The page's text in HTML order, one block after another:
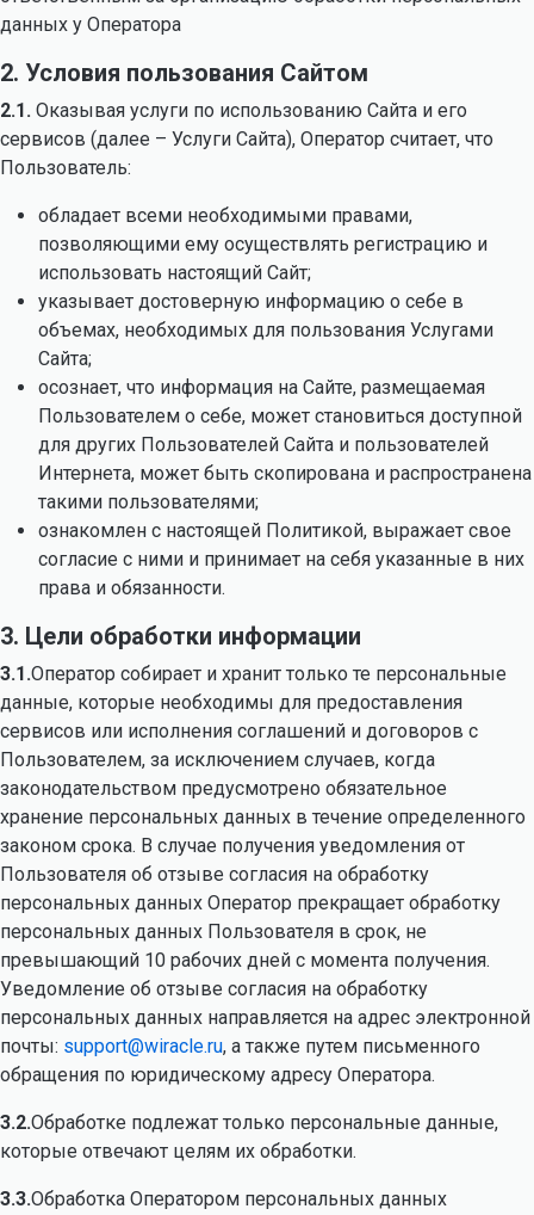
данных у Оператора
2. Условия пользования Сайтом
2.1. Оказывая услуги по использованию Сайта и его
сервисов (далее – Услуги Сайта), Оператор считает, что
Пользователь:
обладает всеми необходимыми правами,
позволяющими ему осуществлять регистрацию и
использовать настоящий Сайт;
указывает достоверную информацию о себе в
объемах, необходимых для пользования Услугами
Сайта;
осознает, что информация на Сайте, размещаемая
Пользователем о себе, может становиться доступной
для других Пользователей Сайта и пользователей
Интернета, может быть скопирована и распространена
такими пользователями;
ознакомлен с настоящей Политикой, выражает свое
согласие с ними и принимает на себя указанные в них
права и обязанности.
3. Цели обработки информации
3.1.Оператор собирает и хранит только те персональные
данные, которые необходимы для предоставления
сервисов или исполнения соглашений и договоров с
Пользователем, за исключением случаев, когда
законодательством предусмотрено обязательное
хранение персональных данных в течение определенного
законом срока. В случае получения уведомления от
Пользователя об отзыве согласия на обработку
персональных данных Оператор прекращает обработку
персональных данных Пользователя в срок, не
превышающий 10 рабочих дней с момента получения.
Уведомление об отзыве согласия на обработку
персональных данных направляется на адрес электронной
почты: support@wiracle.ru, а также путем письменного
обращения по юридическому адресу Оператора.
3.2.Обработке подлежат только персональные данные,
которые отвечают целям их обработки.
3.3.Обработка Оператором персональных данных